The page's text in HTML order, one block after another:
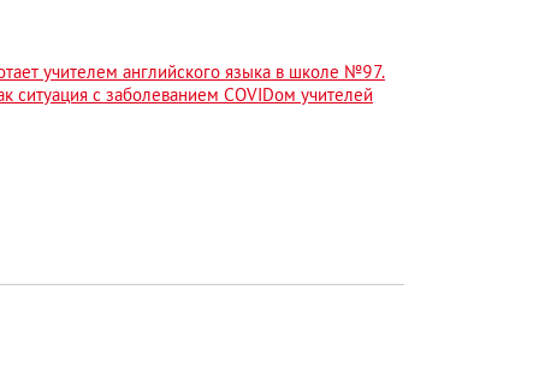
учителем английского языка в школе №97.
ситуация с заболеванием COVIDом учителей